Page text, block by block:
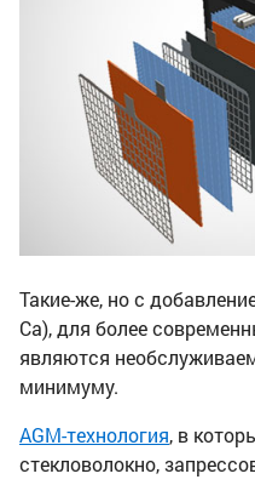
Такие-же, но с
Са), для более
являются
минимуму.
AGM-технология, в
стекловолокно,